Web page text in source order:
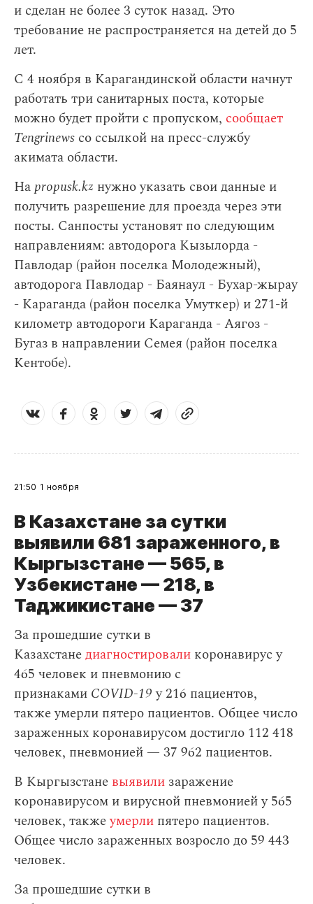
и сделан не более 3 суток назад. Это
требование не распространяется на детей до 5
лет.
С 4 ноября в Карагандинской области начнут
работать три санитарных поста, которые
можно будет пройти с пропуском, сообщает
Tengrinews со ссылкой на пресс-службу
акимата области.
Наpropusk.kz нужно указать свои данные и
получить разрешение для проезда через эти
посты. Санпосты установят по следующим
направлениям: автодорога Кызылорда -
Павлодар (район поселка Молодежный),
автодорога Павлодар - Баянаул - Бухар-жырау
- Караганда (район поселка Умуткер) и 271-й
километр автодороги Караганда - Аягоз -
Бугаз в направлении Семея (район поселка
Кентобе).
21:50 1 ноября
В Казахстане за сутки
выявили 681 зараженного, в
Кыргызстане — 565, в
Узбекистане — 218, в
Таджикистане — 37
За прошедшие сутки в
Казахстанедиагностировали коронавирус у
465 человек и пневмонию с
признаками COVID-19у 216 пациентов,
также умерли пятеро пациентов. Общее число
зараженных коронавирусом достигло 112 418
человек, пневмонией — 37 962 пациентов.
В Кыргызстане выявили заражение
коронавирусом и вирусной пневмонией у 565
человек, такжеумерли пятеро пациентов.
Общее число зараженных возросло до 59 443
человек.
За прошедшие сутки в